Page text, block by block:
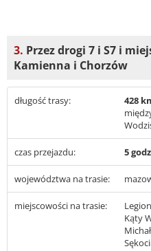
3. Przez drogi 7 i S7 i
Kamienna i Chorzów
długość trasy: 428
czas przejazdu: 5
województwa na trasie:
miejscowości na trasie:
Kąty